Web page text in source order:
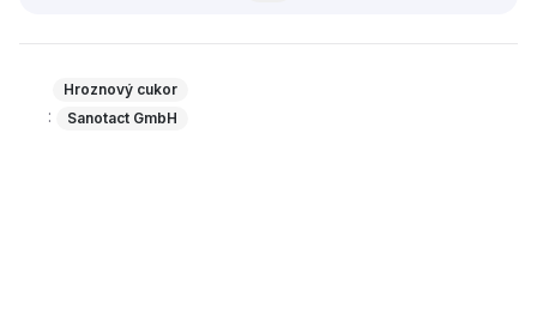
Hroznový cukor
: Sanotact GmbH